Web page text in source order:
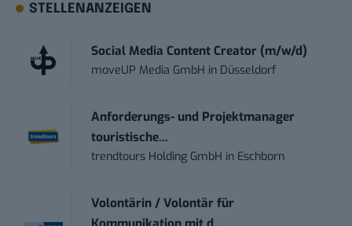
STELLENANZEIGEN
Social Media Content Creator (m/w/d)
moveUP Media GmbH in Düsseldorf
Anforderungs- und Projektmanager
touristische...
trendtours Holding GmbH in Eschborn
Volontärin / Volontär für